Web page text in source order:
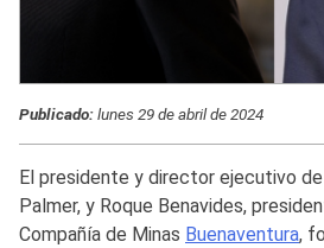
Publicado:lunes 29 de abril de 2024
El presidente y director ejecutivo de
Palmer, y Roque Benavides,
Compañía de Minas Buenaventura,